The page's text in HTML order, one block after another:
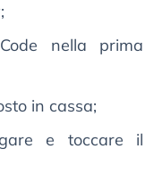
nella prima
in cassa;
e toccare il